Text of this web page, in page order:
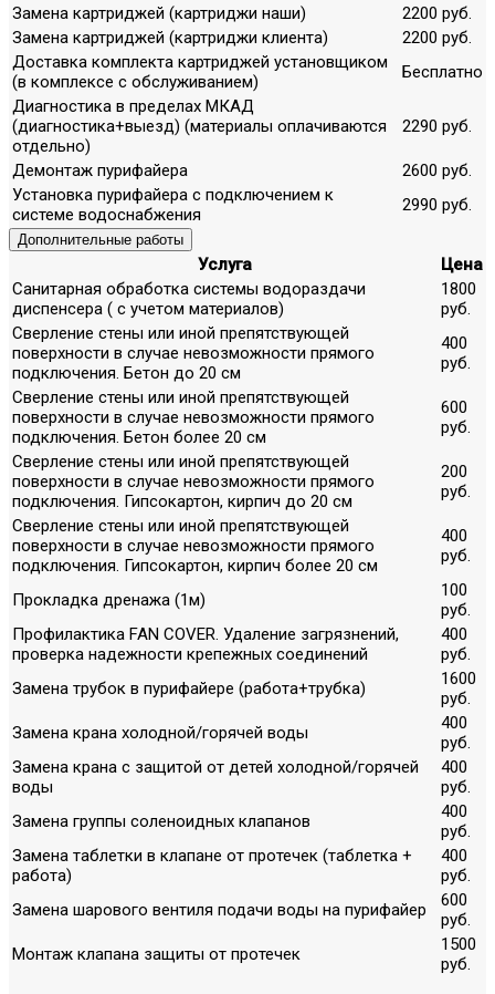
Замена картриджей (картриджи наши)
2200 руб.
Замена картриджей (картриджи клиента)
2200 руб.
Доставка комплекта картриджей установщиком
(в комплексе с обслуживанием)
Бесплатно
Диагностика в пределах МКАД
(диагностика+выезд) (материалы оплачиваются
отдельно)
2290 руб.
Демонтаж пурифайера
2600 руб.
Установка пурифайера с подключением к
системе водоснабжения
2990 руб.
Дополнительные работы
Услуга
Цена
Санитарная обработка системы водораздачи
диспенсера ( с учетом материалов)
1800
руб.
Сверление стены или иной препятствующей
поверхности в случае невозможности прямого
подключения. Бетон до 20 см
400
руб.
Сверление стены или иной препятствующей
поверхности в случае невозможности прямого
подключения. Бетон более 20 см
600
руб.
Сверление стены или иной препятствующей
поверхности в случае невозможности прямого
подключения. Гипсокартон, кирпич до 20 см
200
руб.
Сверление стены или иной препятствующей
поверхности в случае невозможности прямого
подключения. Гипсокартон, кирпич более 20 см
400
руб.
Прокладка дренажа (1м)
100
руб.
Профилактика FAN COVER. Удаление загрязнений,
проверка надежности крепежных соединений
400
руб.
Замена трубок в пурифайере (работа+трубка)
1600
руб.
Замена крана холодной/горячей воды
400
руб.
Замена крана с защитой от детей холодной/горячей
воды
400
руб.
Замена группы соленоидных клапанов
400
руб.
Замена таблетки в клапане от протечек (таблетка +
работа)
400
руб.
Замена шарового вентиля подачи воды на пурифайер
600
руб.
Монтаж клапана защиты от протечек
1500
руб.